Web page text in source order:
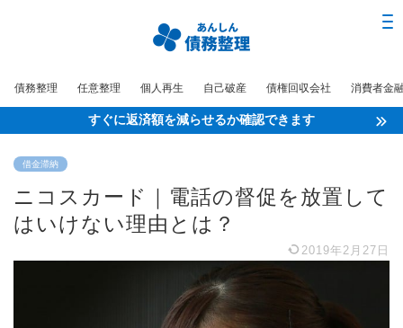
債務整理 任意整理 個人再生 自己破産 債権回収会社 消費者金
すぐに返済額を減らせるか確認できます
借金滞納
ニコスカード｜電話の督促を放置して
はいけない理由とは？
2019年2月27日